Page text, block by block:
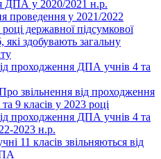
ДПА у 2020/2021 н.р.
проведення у 2021/2022
державної підсумкової
які здобувають загальну
проходження ДПА учнів 4 та
звільнення від проходження
9 класів у 2023 році
проходження ДПА учнів 4 та
2023 н.р.
11 класів звільняються від